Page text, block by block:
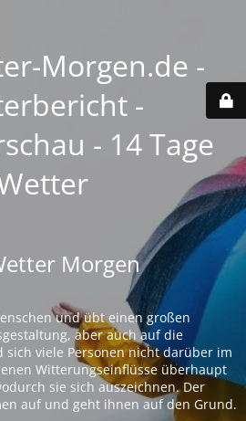
Morgen.de -
-
- 14 Tage
Morgen
und übt einen großen
aber auch auf die
sich viele Personen nicht darüber im
Witterungseinflüsse überhaupt
sie sich auszeichnen. Der
auf und geht ihnen auf den Grund.